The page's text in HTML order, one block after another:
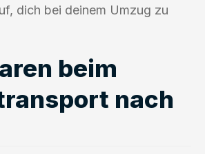
dich bei deinem Umzug zu
beim
nach